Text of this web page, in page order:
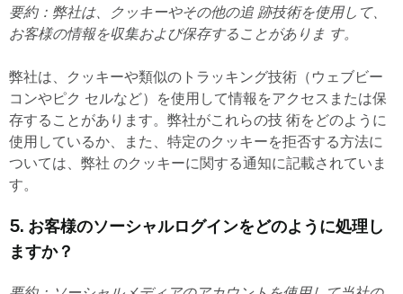
要約：弊社は、クッキーやその他の追 跡技術を使用して、
お客様の情報を収集および保存することがありま す。
弊社は、クッキーや類似のトラッキング技術（ウェブビー
コンやピク セルなど）を使用して情報をアクセスまたは保
存することがあります。弊社がこれらの技 術をどのように
使用しているか、また、特定のクッキーを拒否する方法に
ついては、弊社 のクッキーに関する通知に記載されていま
す。
5. お客様のソーシャルログインをどのように処理し
ますか？